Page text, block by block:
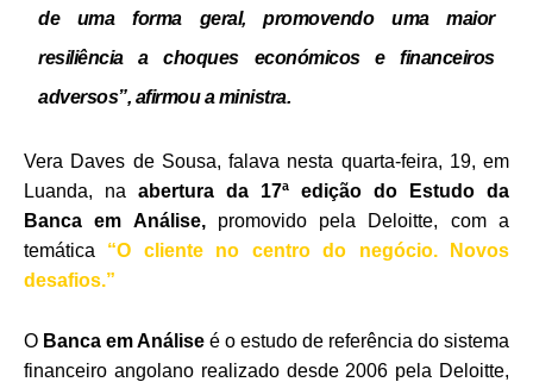
de uma forma geral, promovendo uma maior
resiliência a choques económicos e financeiros
adversos”, afirmou a ministra.
Vera Daves de Sousa, falava nesta quarta-feira, 19, em
Luanda, na abertura da 17ª edição do Estudo da
Banca em Análise,promovido pela Deloitte, com a
temática “O cliente no centro do negócio. Novos
desafios.”
O Banca em Análise é o estudo de referência do sistema
financeiro angolano realizado desde 2006 pela Deloitte,